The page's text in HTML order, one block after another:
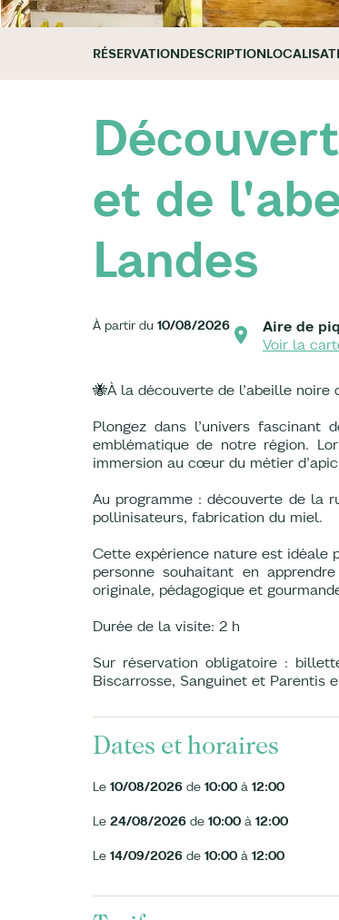
RÉSERVATIONDESCRIPTION
et de
Landes
À partir du 10/08/2026
Aire de
Voir la
🐝À la découverte de l’abeille noire
Plongez dans l’univers fascinant
emblématique de notre région.
immersion au cœur du métier
Au programme : découverte de la
pollinisateurs, fabrication du miel.
Cette expérience nature est idéale
personne souhaitant en
originale, pédagogique et
Durée de la visite: 2 h
Sur réservation obligatoire :
Biscarrosse, Sanguinet et Parentis
Dates et horaires
Le 10/08/2026 de 10:00 à 12:00
Le 24/08/2026 de 10:00 à 12:00
Le 14/09/2026 de 10:00 à 12:00